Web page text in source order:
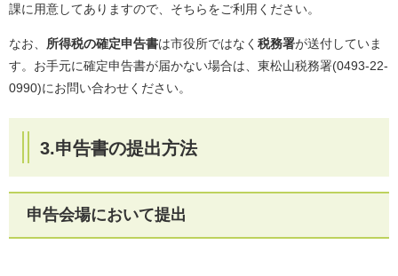
課に用意してありますので、そちらをご利用ください。
なお、 所得税の確定申告書は市役所ではなく 税務署が送付していま
す。お手元に確定申告書が届かない場合は、東松山税務署(0493-22-
0990)にお問い合わせください。
3.申告書の提出方法
申告会場において提出